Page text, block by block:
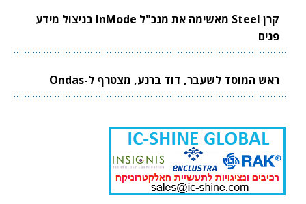
קרן Steel מאשימה את מנכ"ל InMode בניצול מידע
פנים
ראש המוסד לשעבר, דוד ברנע, מצטרף ל-Ondas